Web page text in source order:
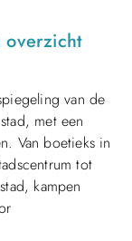
overzicht
van de
met een
Van boetieks in
tot
kampen